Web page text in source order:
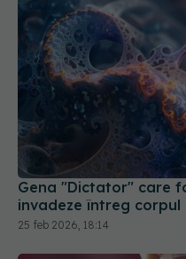
Gena "Dictator" care
invadeze întreg corpul
25 feb 2026, 18:14